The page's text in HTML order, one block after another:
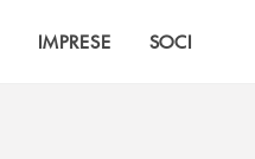
IMPRESE SOCI